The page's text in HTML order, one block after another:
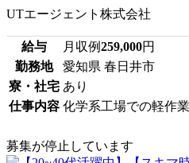
UTエージェント株式会社
給与 月収例259,000円
勤務地
愛知県 春日井市
寮・社宅 あり
仕事内容 化学系工場での軽作
募集が停止しています